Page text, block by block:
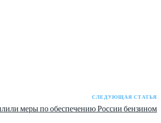
СЛЕДУЮЩАЯ СТАТЬЯ
меры по обеспечению России бензином